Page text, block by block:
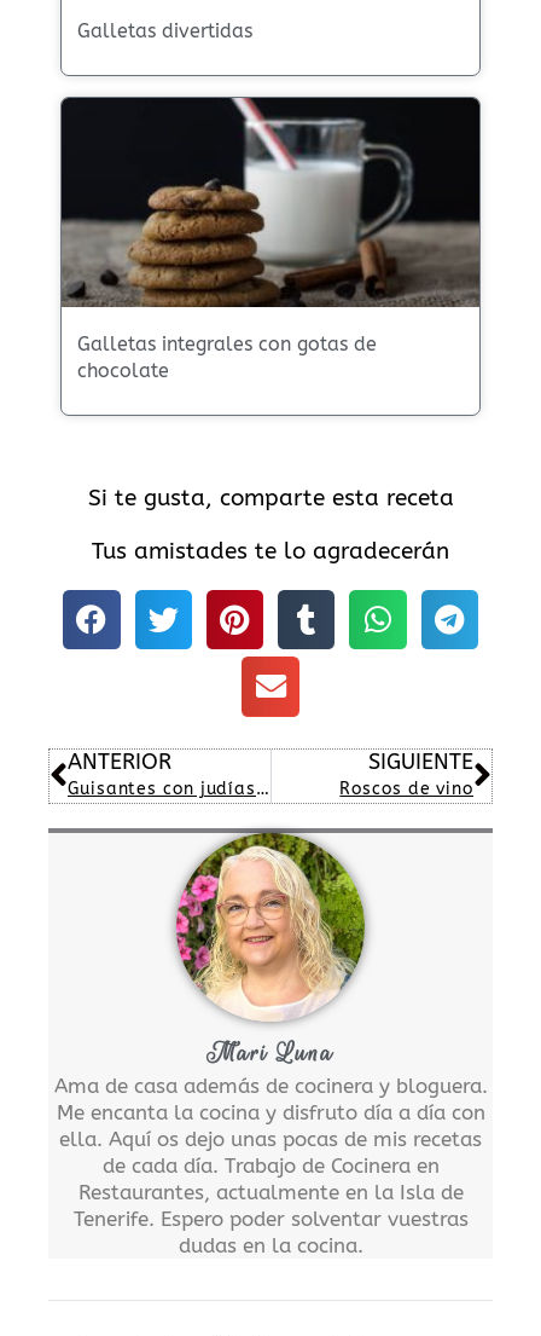
Galletas divertidas
Galletas integrales con gotas de
chocolate
Si te gusta, comparte esta receta
Tus amistades te lo agradecerán
Ant
ANTERIOR
Guisantes con judías verdes y jamón
SIGUIENTE
Roscos de vino
Mari Luna
Ama de casa además de cocinera y bloguera.
Me encanta la cocina y disfruto día a día con
ella. Aquí os dejo unas pocas de mis recetas
de cada día. Trabajo de Cocinera en
Restaurantes, actualmente en la Isla de
Tenerife. Espero poder solventar vuestras
dudas en la cocina.